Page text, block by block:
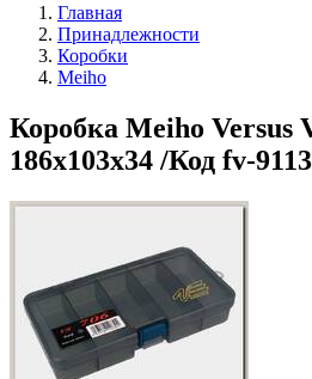
Главная
Принадлежности
Коробки
Meiho
Коробка Meiho Versus
186x103x34 /Код fv-